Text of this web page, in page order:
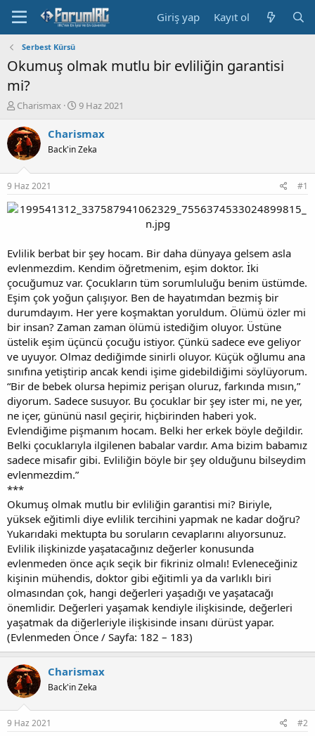
Giriş yap Kayıt ol
Serbest Kürsü
Okumuş olmak mutlu bir evliliğin garantisi
mi?
K
n
b
u
u
b
a
t
a
n
Charismax
B
ş
a
t
i
h
i
9 Haz 2021
Charismax
Back'in Zeka
9 Haz 2021 #1
Evlilik berbat bir şey hocam. Bir daha dünyaya gelsem asla
evlenmezdim. Kendim öğretmenim, eşim doktor. İki
çocuğumuz var. Çocukların tüm sorumluluğu benim üstümde.
Eşim çok yoğun çalışıyor. Ben de hayatımdan bezmiş bir
durumdayım. Her yere koşmaktan yoruldum. Ölümü özler mi
bir insan? Zaman zaman ölümü istediğim oluyor. Üstüne
üstelik eşim üçüncü çocuğu istiyor. Çünkü sadece eve geliyor
ve uyuyor. Olmaz dediğimde sinirli oluyor. Küçük oğlumu ana
sınıfına yetiştirip ancak kendi işime gidebildiğimi söylüyorum.
“Bir de bebek olursa hepimiz perişan oluruz, farkında mısın,”
diyorum. Sadece susuyor. Bu çocuklar bir şey ister mi, ne yer,
ne içer, gününü nasıl geçirir, hiçbirinden haberi yok.
Evlendiğime pişmanım hocam. Belki her erkek böyle değildir.
Belki çocuklarıyla ilgilenen babalar vardır. Ama bizim babamız
sadece misafir gibi. Evliliğin böyle bir şey olduğunu bilseydim
evlenmezdim.”
***
Okumuş olmak mutlu bir evliliğin garantisi mi? Biriyle,
yüksek eğitimli diye evlilik tercihini yapmak ne kadar doğru?
Yukarıdaki mektupta bu soruların cevaplarını alıyorsunuz.
Evlilik ilişkinizde yaşatacağınız değerler konusunda
evlenmeden önce açık seçik bir fikriniz olmalı! Evleneceğiniz
kişinin mühendis, doktor gibi eğitimli ya da varlıklı biri
olmasından çok, hangi değerleri yaşadığı ve yaşatacağı
önemlidir. Değerleri yaşamak kendiyle ilişkisinde, değerleri
yaşatmak da diğerleriyle ilişkisinde insanı dürüst yapar.
(Evlenmeden Önce / Sayfa: 182 – 183)
Charismax
Back'in Zeka
9 Haz 2021 #2